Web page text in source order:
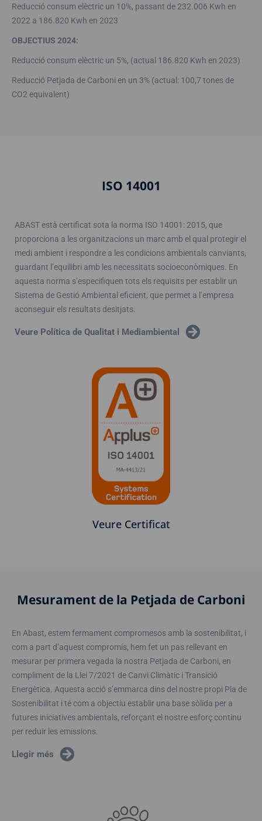
Reducció consum elèctric un 10%, passant de 232.006 Kwh en
2022 a 186.820 Kwh en 2023
OBJECTIUS 2024:
Reducció consum elèctric un 5%, (actual 186.820 Kwh en 2023)
Reducció Petjada de Carboni en un 3% (actual: 100,7 tones de
CO2 equivalent)
ISO 14001
ABAST està certificat sota la norma ISO 14001: 2015, que
proporciona a les organitzacions un marc amb el qual protegir el
medi ambient i respondre a les condicions ambientals canviants,
guardant l’equilibri amb les necessitats socioeconòmiques. En
aquesta norma s’especifiquen tots els requisits per establir un
Sistema de Gestió Ambiental eficient, que permet a l’empresa
aconseguir els resultats desitjats.
Veure Política de Qualitat i Mediambiental
Veure Certificat
Mesurament de la Petjada de Carboni
En Abast, estem fermament compromesos amb la sostenibilitat, i
com a part d’aquest compromís, hem fet un pas rellevant en
mesurar per primera vegada la nostra Petjada de Carboni, en
compliment de la Llei 7/2021 de Canvi Climàtic i Transició
Energètica. Aquesta acció s’emmarca dins del nostre propi Pla de
Sostenibilitat i té com a objectiu establir una base sòlida per a
futures iniciatives ambientals, reforçant el nostre esforç continu
per reduir les emissions.
Llegir més